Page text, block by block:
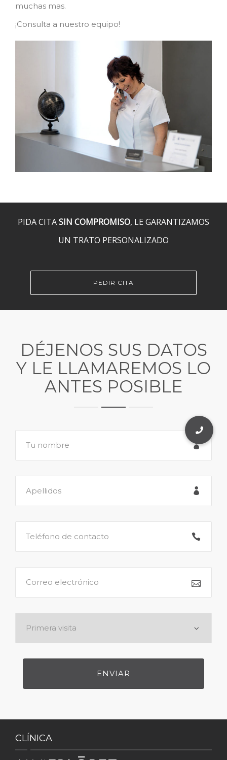
muchas mas.
¡Consulta a nuestro equipo!
PIDA CITASIN COMPROMISO, LE GARANTIZAMOS
UN TRATO PERSONALIZADO
PEDIR CITA
DÉJENOS SUS DATOS
Y LE LLAMAREMOS LO
ANTES POSIBLE
CLÍNICA